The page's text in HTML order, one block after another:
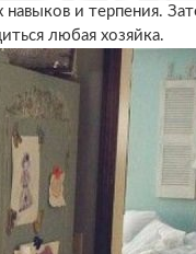
и терпения.
любая хозяйка.